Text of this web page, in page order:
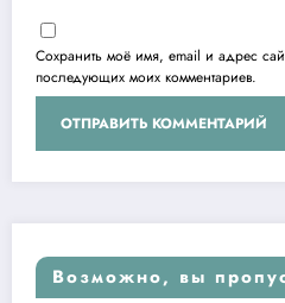
Сохранить моё имя, email и адрес
последующих моих комментариев.
Возможно, вы